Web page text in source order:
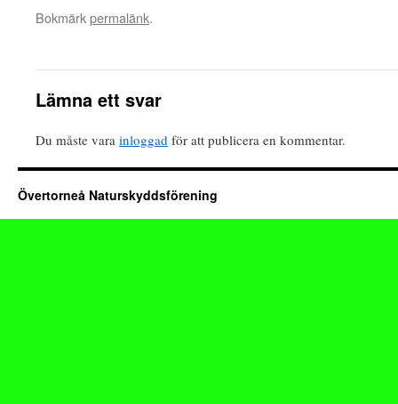
Bokmärkpermalänk.
Lämna ett svar
Du måste vara inloggad för att publicera en kommentar.
Övertorneå Naturskyddsförening